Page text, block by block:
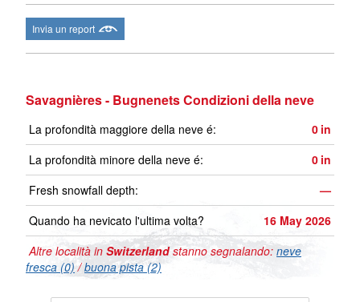
Invia un report
Savagnières - Bugnenets Condizioni della neve
La profondità maggiore della neve é: 0 in
La profondità minore della neve é:
0 in
Fresh snowfall depth:
—
Quando ha nevicato l'ultima volta?
16 May 2026
Altre località in Switzerlandstanno segnalando: neve
fresca (0)/buona pista (2)